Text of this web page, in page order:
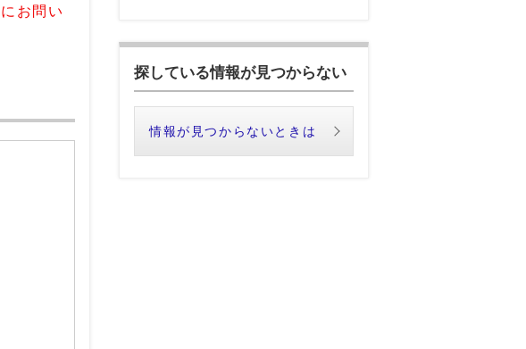
お問い
探している情報が見つからない
情報が見つからないときは